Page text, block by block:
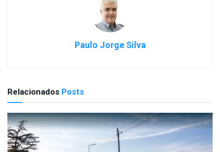
Paulo Jorge Silva
Relacionados Posts